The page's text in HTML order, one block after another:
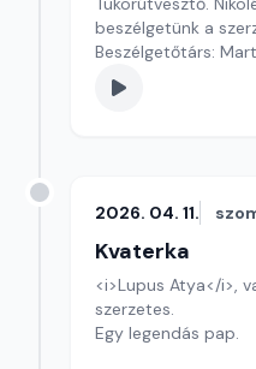
beszélgetünk a
Beszélgetőtárs:
2026. 04. 11.
Kvaterka
<i>Lupus Atya</i>,
szerzetes.
Egy legendás pap.